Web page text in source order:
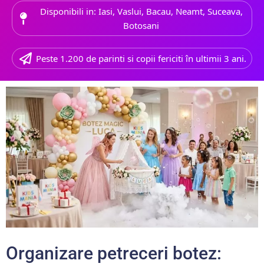
Disponibili in: Iasi, Vaslui, Bacau, Neamt, Suceava,
Botosani
Peste 1.200 de parinti si copii fericiti în ultimii 3 ani.
Organizare petreceri botez: